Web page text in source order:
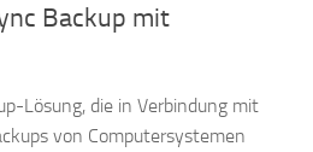
Backup mit
Lösung, die in Verbindung mit
von Computersystemen